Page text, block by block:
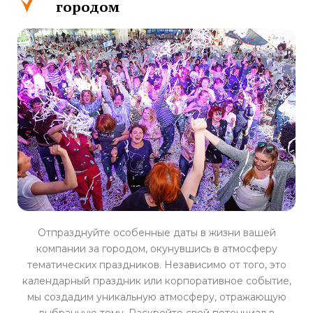
городом
Отпразднуйте особенные даты в жизни вашей
компании за городом, окунувшись в атмосферу
тематических праздников. Независимо от того, это
календарный праздник или корпоративное событие,
мы создадим уникальную атмосферу, отражающую